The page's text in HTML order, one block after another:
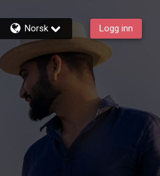
Norsk Logg inn